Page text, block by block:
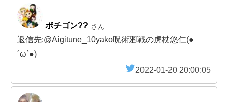
ポチゴン?? さん
返信先:@Aigitune_10yako呪術廻戦の虎杖悠仁(●
´ω`●)
2022-01-20 20:00:05